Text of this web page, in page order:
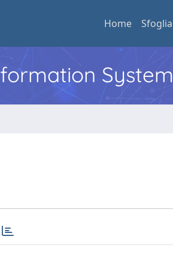
Home Sfoglia
System